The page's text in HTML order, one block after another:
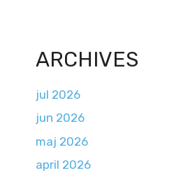
ARCHIVES
jul 2026
jun 2026
maj 2026
april 2026